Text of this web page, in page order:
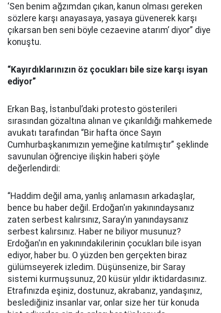
‘Sen benim ağzımdan çıkan, kanun olması gereken
sözlere karşı anayasaya, yasaya güvenerek karşı
çıkarsan ben seni böyle cezaevine atarım’ diyor” diye
konuştu.
“Kayırdıklarınızın öz çocukları bile size karşı isyan
ediyor”
Erkan Baş, İstanbul’daki protesto gösterileri
sırasından gözaltına alınan ve çıkarıldığı mahkemede
avukatı tarafından “Bir hafta önce Sayın
Cumhurbaşkanımızın yemeğine katılmıştır” şeklinde
savunulan öğrenciye ilişkin haberi şöyle
değerlendirdi:
“Haddim değil ama, yanlış anlamasın arkadaşlar,
bence bu haber değil. Erdoğan'ın yakınındaysanız
zaten serbest kalırsınız, Saray’ın yanındaysanız
serbest kalırsınız. Haber ne biliyor musunuz?
Erdoğan'ın en yakınındakilerinin çocukları bile isyan
ediyor, haber bu. O yüzden ben gerçekten biraz
gülümseyerek izledim. Düşünsenize, bir Saray
sistemi kurmuşsunuz, 20 küsür yıldır iktidardasınız.
Etrafınızda eşiniz, dostunuz, akrabanız, yandaşınız,
beslediğiniz insanlar var, onlar size her tür konuda